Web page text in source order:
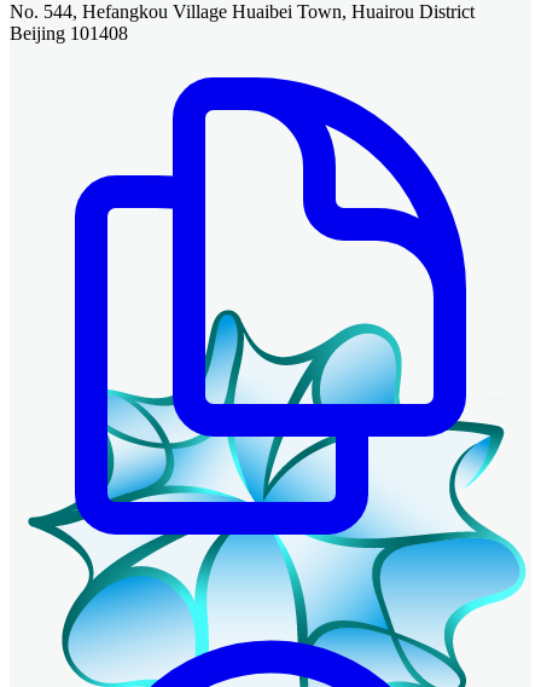
No. 544, Hefangkou Village Huaibei Town, Huairou District
Beijing 101408